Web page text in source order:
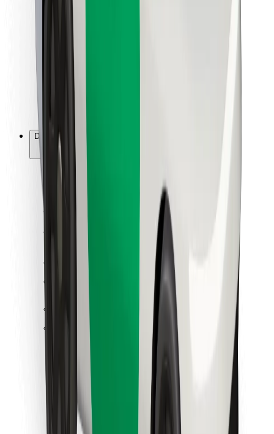
Za voznike
Za dostavljavce
Bolt Food
Za lastnike voznih parkov
Bolt za podjetja
Drugo
Dobavitelji
Pogoji poslovanja
Do vožnje v nekaj minutah!
Prenesi aplikacijo Bolt
Prenesi aplikacijo Bolt Food